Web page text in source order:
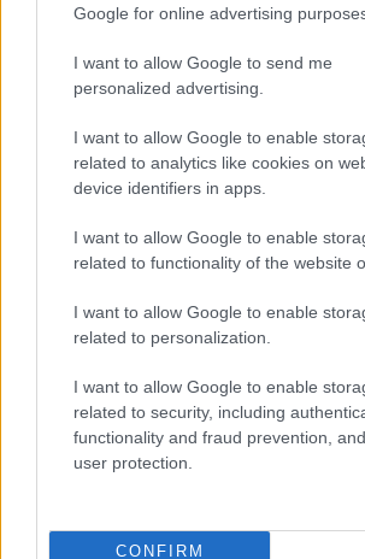
Google for online advertising
I want to allow Google to send me
personalized advertising.
I want to allow Google to enable
related to analytics like cookies on
device identifiers in apps.
I want to allow Google to enable
related to functionality of the website
I want to allow Google to enable
related to personalization.
I want to allow Google to enable
related to security, including
functionality and fraud prevention,
user protection.
CONFIRM
Lifestyle|07.04.2019 13:12
Κέιτλιν Τζένερ που δεν
«It’s Show Time»
Η διάσημη τηλεπερσόνα
ειλικρίνεια